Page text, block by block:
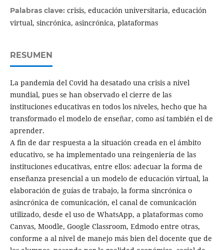
Palabras clave: crisis, educación universitaria, educación
virtual, sincrónica, asincrónica, plataformas
RESUMEN
La pandemia del Covid ha desatado una crisis a nivel
mundial, pues se han observado el cierre de las
instituciones educativas en todos los niveles, hecho que ha
transformado el modelo de enseñar, como así también el de
aprender.
A fin de dar respuesta a la situación creada en el ámbito
educativo, se ha implementado una reingeniería de las
instituciones educativas, entre ellos: adecuar la forma de
enseñanza presencial a un modelo de educación virtual, la
elaboración de guías de trabajo, la forma sincrónica o
asincrónica de comunicación, el canal de comunicación
utilizado, desde el uso de WhatsApp, a plataformas como
Canvas, Moodle, Google Classroom, Edmodo entre otras,
conforme a al nivel de manejo más bien del docente que de